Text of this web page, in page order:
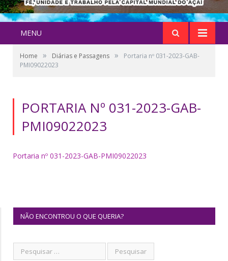
MENU
Home » Diárias e Passagens »
Portaria nº 031-2023-GAB-
PMI09022023
PORTARIA Nº 031-2023-GAB-
PMI09022023
Portaria nº 031-2023-GAB-PMI09022023
NÃO ENCONTROU O QUE QUERIA?